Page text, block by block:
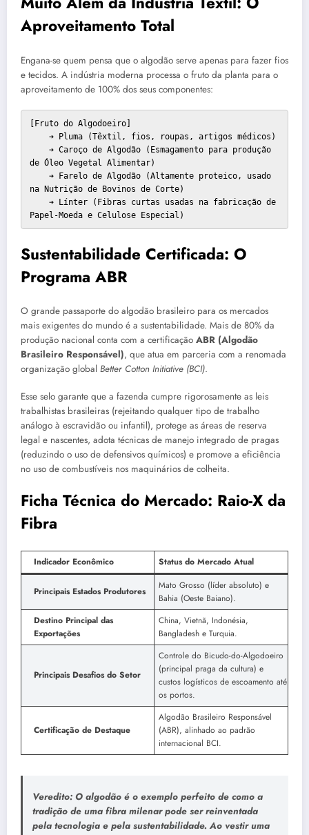
Aproveitamento Total
Engana-se quem pensa que o algodão serve apenas para fazer fios
e tecidos. A indústria moderna processa o fruto da planta para o
aproveitamento de 100% dos seus componentes:
[Fruto do Algodoeiro]
de Óleo Vegetal Alimentar)
na Nutrição de Bovinos de Corte)
Sustentabilidade Certificada: O
Programa ABR
O grande passaporte do algodão brasileiro para os mercados
mais exigentes do mundo é a sustentabilidade. Mais de 80% da
produção nacional conta com a certificação ABR (Algodão
Brasileiro Responsável), que atua em parceria com a renomada
organização global Better Cotton Initiative (BCI).
Esse selo garante que a fazenda cumpre rigorosamente as leis
trabalhistas brasileiras (rejeitando qualquer tipo de trabalho
análogo à escravidão ou infantil), protege as áreas de reserva
legal e nascentes, adota técnicas de manejo integrado de pragas
(reduzindo o uso de defensivos químicos) e promove a eficiência
no uso de combustíveis nos maquinários de colheita.
Ficha Técnica do Mercado: Raio-X da
Fibra
Indicador Econômico Status do Mercado Atual
Principais Estados Produtores
Mato Grosso (líder absoluto) e
Bahia (Oeste Baiano).
Destino Principal das
Exportações
China, Vietnã, Indonésia,
Bangladesh e Turquia.
Principais Desafios do Setor
Controle do Bicudo-do-Algodoeiro
(principal praga da cultura) e
custos logísticos de escoamento até
os portos.
Certificação de Destaque
Algodão Brasileiro Responsável
(ABR), alinhado ao padrão
internacional BCI.
Veredito:O algodão é o exemplo perfeito de como a
tradição de uma fibra milenar pode ser reinventada
pela tecnologia e pela sustentabilidade. Ao vestir uma